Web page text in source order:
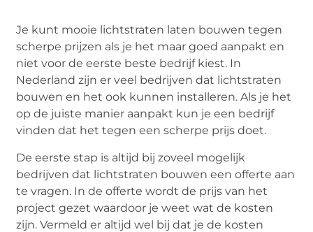
Je kunt mooie lichtstraten laten bouwen tegen
scherpe prijzen als je het maar goed aanpakt en
niet voor de eerste beste bedrijf kiest. In
Nederland zijn er veel bedrijven dat lichtstraten
bouwen en het ook kunnen installeren. Als je het
op de juiste manier aanpakt kun je een bedrijf
vinden dat het tegen een scherpe prijs doet.
De eerste stap is altijd bij zoveel mogelijk
bedrijven dat lichtstraten bouwen een offerte aan
te vragen. In de offerte wordt de prijs van het
project gezet waardoor je weet wat de kosten
zijn. Vermeld er altijd wel bij dat je de kosten